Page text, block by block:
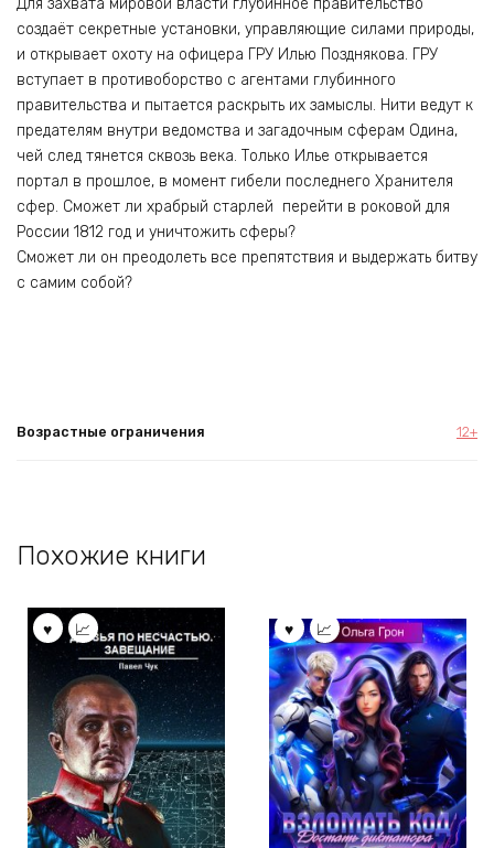
создаёт секретные установки, управляющие силами природы,
и открывает охоту на офицера ГРУ Илью Позднякова. ГРУ
вступает в противоборство с агентами глубинного
правительства и пытается раскрыть их замыслы. Нити ведут к
предателям внутри ведомства и загадочным сферам Одина,
чей след тянется сквозь века. Только Илье открывается
портал в прошлое, в момент гибели последнего Хранителя
сфер. Сможет ли храбрый старлей перейти в роковой для
России 1812 год и уничтожить сферы?
Сможет ли он преодолеть все препятствия и выдержать битву
с самим собой?
Возрастные ограничения 12+
Похожие книги